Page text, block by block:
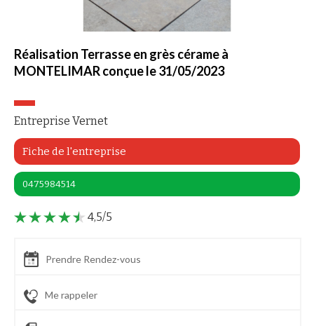
Réalisation Terrasse en grès cérame à
MONTELIMAR conçue le 31/05/2023
Entreprise Vernet
Fiche de l'entreprise
0475984514
4,5/5
Prendre Rendez-vous
Me rappeler